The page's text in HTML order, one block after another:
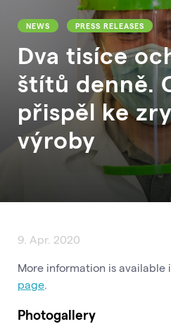
NEWS PRESS RELEASES
Dva tisíce
štítů denně.
přispěl ke
výroby
9. Apr. 2020
More information is available
page.
Photogallery